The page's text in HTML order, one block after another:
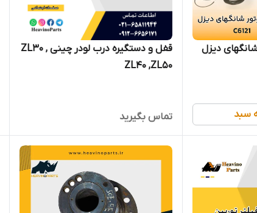
سبد
قفل و دستگیره درب لودر چینی ZL30 ,
ZL40 ,ZL50
تماس بگیرید